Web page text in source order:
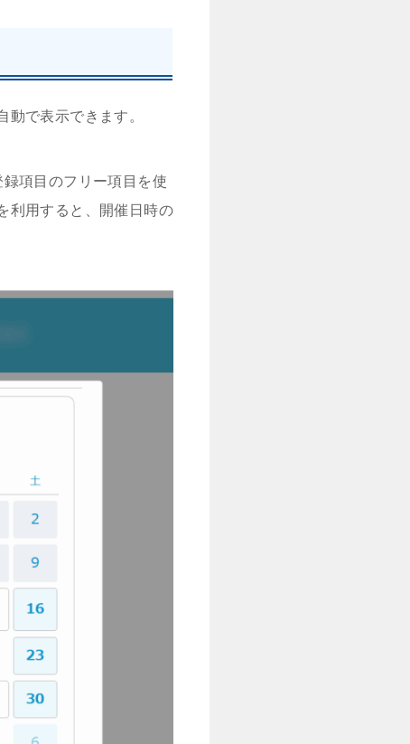
で表示できます。
項目のフリー項目を使
利用すると、開催日時の